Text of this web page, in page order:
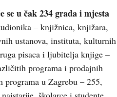
se u čak 234 grada i mjesta
– knjižnica, knjižara,
ustanova, instituta, kulturnih
pisaca i ljubitelja knjige –
programa i prodajnih
u Zagrebu – 255,